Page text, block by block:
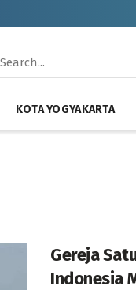
KOTA YOGYAKARTA
Gereja
Indonesia